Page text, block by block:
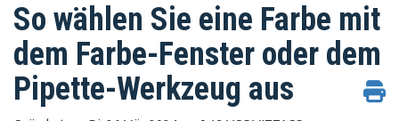
So wählen Sie eine Farbe mit
dem Farbe-Fenster oder dem
Pipette-Werkzeug aus